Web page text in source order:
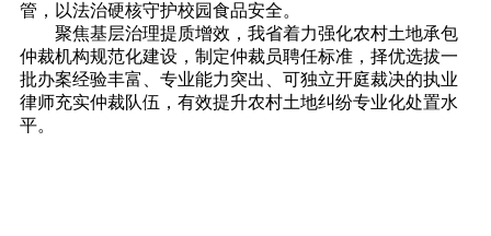
管，以法治硬核守护校园食品安全。
聚焦基层治理提质增效，我省着力强化农村土地承包
仲裁机构规范化建设，制定仲裁员聘任标准，择优选拔一
批办案经验丰富、专业能力突出、可独立开庭裁决的执业
律师充实仲裁队伍，有效提升农村土地纠纷专业化处置水
平。